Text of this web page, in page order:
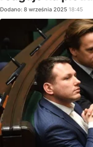
Dodano: 8 września 2025 18:45